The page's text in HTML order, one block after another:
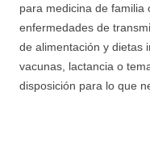
para medicina de familia
enfermedades de
de alimentación y dietas
vacunas, lactancia o
disposición para lo que